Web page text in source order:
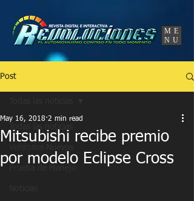
ME
NU
Post
Mitsubishi recibe premio
por modelo Eclipse Cross
May 16, 2018 2 min read